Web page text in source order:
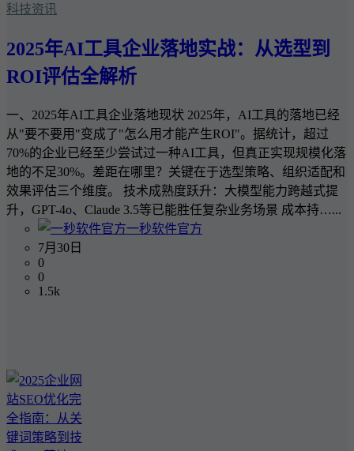
科技资讯
2025年AI工具企业落地实战：从选型到
ROI评估全解析
一、2025年AI工具企业落地现状 2025年，AI工具的落地已经
从"要不要用"变成了"怎么用才能产生ROI"。据统计，超过
70%的企业已经至少尝试过一种AI工具，但真正实现规模化落
地的不足30%。差距在哪里？关键在于选型策略、组织适配和
效果评估三个维度。 技术成熟度跃升：大模型能力跨越式提
升，GPT-4o、Claude 3.5等已能胜任复杂业务场景 成本持…...
一秒软件官方
7月30日
0
0
1.5k